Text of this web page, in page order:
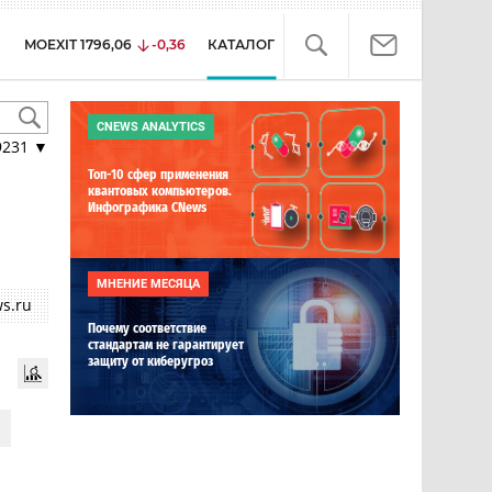
MOEXIT 1796,06 -0,36 КАТАЛОГ
▼
CNEWS ANALYTICS
Топ-10 сфер применения
квантовых компьютеров.
Инфографика CNews
МНЕНИЕ МЕСЯЦА
Почему соответствие
стандартам не гарантирует
защиту от киберугроз